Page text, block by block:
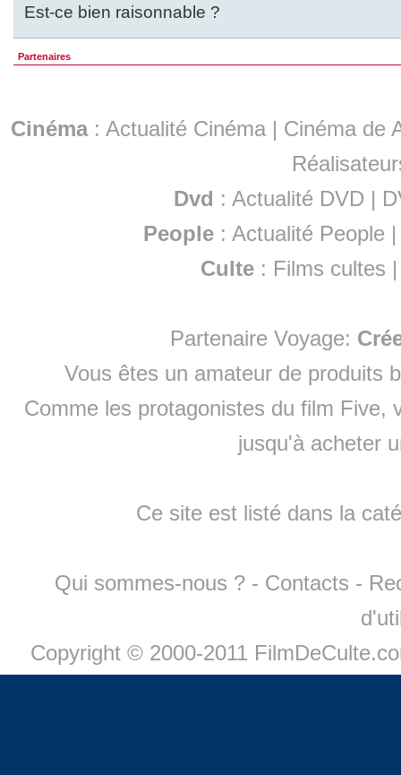
Est-ce bien raisonnable ?
Partenaires
Cinéma: Actualité Cinéma | Cinéma de
Dvd : Actualité DVD |
People :Actualité People
Culte : Films cultes
Partenaire Voyage:
Vous êtes un amateur de produits
Comme les protagonistes du film Five,
jusqu'à acheter
Ce site est listé dans la
Qui sommes-nous ? - Contacts -
Copyright © 2000-2011